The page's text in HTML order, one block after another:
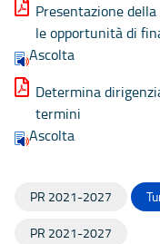
Presentazione
le opportunità di
Ascolta
Determina
termini
Ascolta
PR 2021-2027
PR 2021-2027